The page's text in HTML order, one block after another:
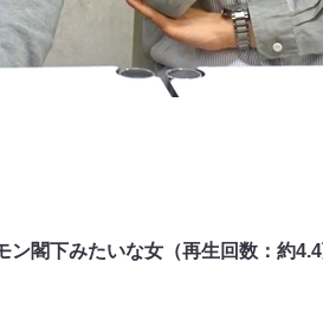
ン閣下みたいな女（再生回数：約